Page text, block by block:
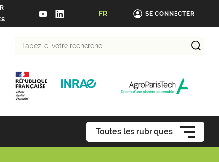
FR SE CONNECTER
Toutes les rubriques